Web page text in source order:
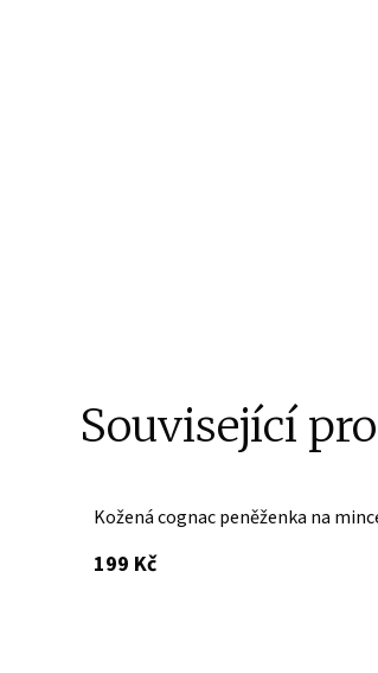
Související
Kožená cognac peněženka na
199 Kčs DPH